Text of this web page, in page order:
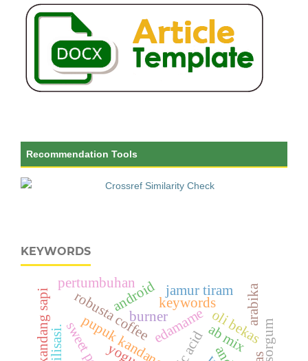
Recommendation Tools
KEYWORDS
pupuk kandangedamame
robusta coffee keywords
oli bekas
burner
jamur tiram
ab mix
pertumbuhan
android arabika